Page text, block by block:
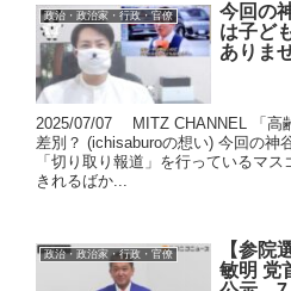
政治・政治家・行政・官僚
今回の
は子ど
ありま
2025/07/07 MITZ CHANNEL 「高
差別？ (ichisaburoの想い) 今回の神
「切り取り報道」を行っているマ
きれるばか...
政治・政治家・行政・官僚
【参院
敏明 党